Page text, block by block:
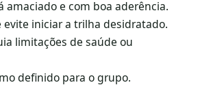
amaciado e com boa aderência.
evite iniciar a trilha desidratado.
limitações de saúde ou
definido para o grupo.